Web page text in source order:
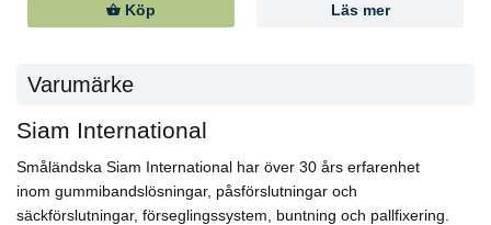
Köp Läs mer
Varumärke
Siam International
Småländska Siam International har över 30 års erfarenhet
inom gummibandslösningar, påsförslutningar och
säckförslutningar, förseglingssystem, buntning och pallfixering.